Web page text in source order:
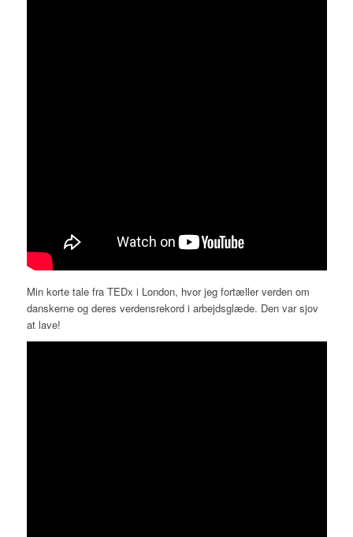
Min korte tale fra TEDx i London, hvor jeg fortæller verden om
danskerne og deres verdensrekord i arbejdsglæde. Den var sjov
at lave!